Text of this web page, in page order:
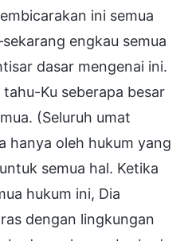
ini semua
engkau semua
dasar mengenai ini.
Ku seberapa besar
(Seluruh umat
hanya oleh hukum yang
semua hal. Ketika
hukum ini, Dia
dengan lingkungan